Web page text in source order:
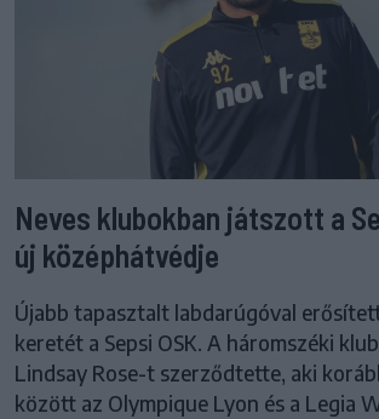
Neves klubokban játszott a
új középhátvédje
Újabb tapasztalt labdarúgóval
keretét a Sepsi OSK. A háromszéki
Lindsay Rose-t szerződtette, aki
között az Olympique Lyon és a Legia